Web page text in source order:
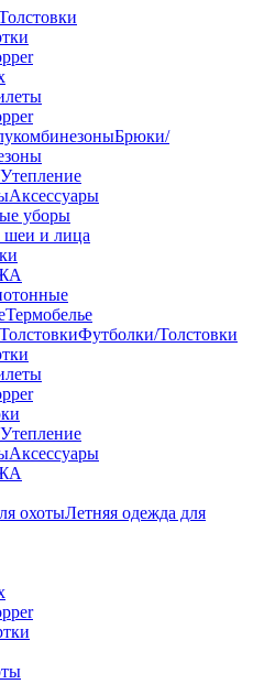
Брюки/
Утепление
Аксессуары
уборы
шеи и лица
Термобелье
Футболки/Толстовки
Утепление
Аксессуары
Летняя одежда для